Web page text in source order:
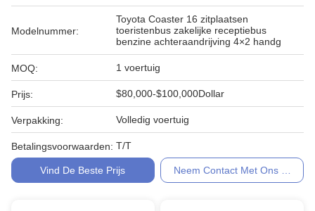
Modelnummer:
Toyota Coaster 16 zitplaatsen
toeristenbus zakelijke receptiebus
benzine achteraandrijving 4×2 handg
MOQ: 1 voertuig
Prijs: $80,000-$100,000Dollar
Verpakking: Volledig voertuig
Betalingsvoorwaarden: T/T
Vind De Beste Prijs Neem Contact Met Ons Op